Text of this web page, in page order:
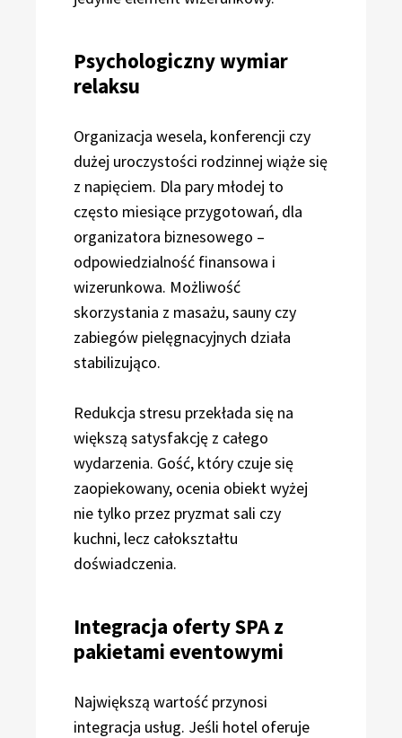
Psychologiczny wymiar
relaksu
Organizacja wesela, konferencji czy
dużej uroczystości rodzinnej wiąże się
z napięciem. Dla pary młodej to
często miesiące przygotowań, dla
organizatora biznesowego –
odpowiedzialność finansowa i
wizerunkowa. Możliwość
skorzystania z masażu, sauny czy
zabiegów pielęgnacyjnych działa
stabilizująco.
Redukcja stresu przekłada się na
większą satysfakcję z całego
wydarzenia. Gość, który czuje się
zaopiekowany, ocenia obiekt wyżej
nie tylko przez pryzmat sali czy
kuchni, lecz całokształtu
doświadczenia.
Integracja oferty SPA z
pakietami eventowymi
Największą wartość przynosi
integracja usług. Jeśli hotel oferuje